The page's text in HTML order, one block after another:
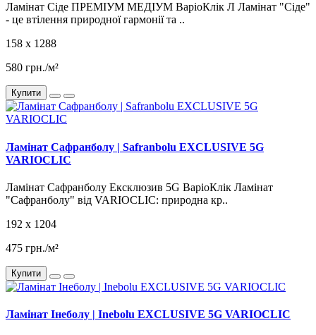
Ламінат Cіде ПРЕМІУМ МЕДІУМ ВаріоКлік Л Ламінат "Cіде"
- це втілення природної гармонії та ..
158 x 1288
580 грн./м²
Купити
Ламінат Cафранболу | Safranbolu EXCLUSIVE 5G
VARIOCLIC
Ламінат Cафранболу Ексклюзив 5G ВаріоКлік Ламінат
"Сафранболу" від VARIOCLIC: природна кр..
192 x 1204
475 грн./м²
Купити
Ламінат Інеболу | Inebolu EXCLUSIVE 5G VARIOCLIC